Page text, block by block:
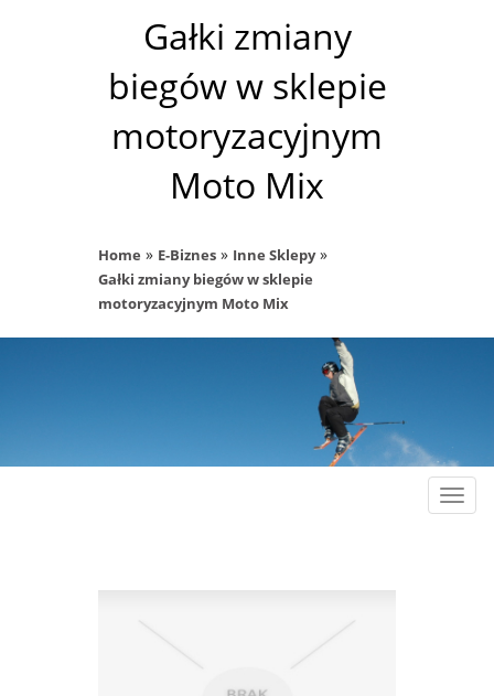
Gałki zmiany
biegów w sklepie
motoryzacyjnym
Moto Mix
Home » E-Biznes » Inne Sklepy»
Gałki zmiany biegów w sklepie
motoryzacyjnym Moto Mix